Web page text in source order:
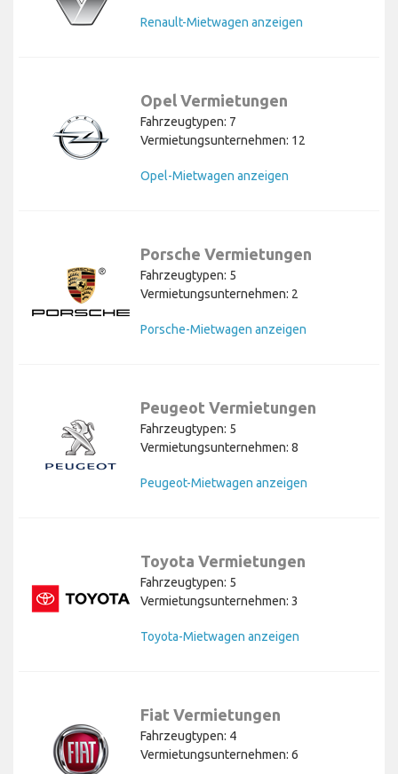
Renault-Mietwagen anzeigen
Opel Vermietungen
Fahrzeugtypen: 7
Vermietungsunternehmen: 12
Opel-Mietwagen anzeigen
Porsche Vermietungen
Fahrzeugtypen: 5
Vermietungsunternehmen: 2
Porsche-Mietwagen anzeigen
Peugeot Vermietungen
Fahrzeugtypen: 5
Vermietungsunternehmen: 8
Peugeot-Mietwagen anzeigen
Toyota Vermietungen
Fahrzeugtypen: 5
Vermietungsunternehmen: 3
Toyota-Mietwagen anzeigen
Fiat Vermietungen
Fahrzeugtypen: 4
Vermietungsunternehmen: 6